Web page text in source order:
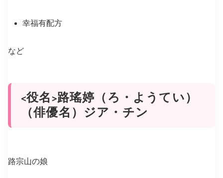
幸福有配方
など
<役名>路瑤婷（ろ・ようてい）
（俳優名）ジア・チン
路宗山の娘